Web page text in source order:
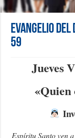
Evangelio del
59
Jueves
«Quien
Espíritu Santo ven